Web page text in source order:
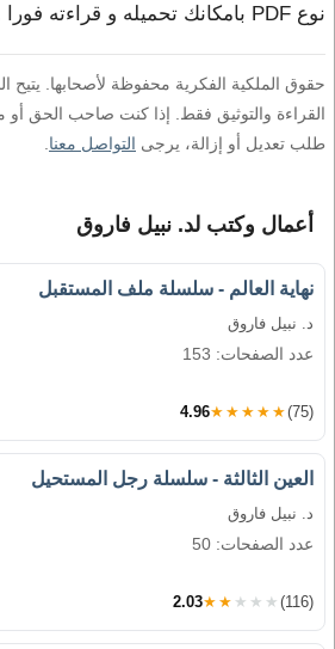
نوع PDF بامكانك تحميله و قراءته فورا , لا داعي لفك الضغط .
حقوق الملكية الفكرية محفوظة لأصحابها. يتيح
القراءة والتوثيق فقط. إذا كنت صاحب الحق أو
طلب تعديل أو إزالة، يرجى التواصل معنا
أعمال وكتب لد. نبيل فاروق
نهاية العالم - سلسلة ملف المستقبل
د. نبيل فاروق
عدد الصفحات: 153
4.96★★★★★(75)
العين الثالثة - سلسلة رجل المستحيل
د. نبيل فاروق
عدد الصفحات: 50
2.03★★★★★ (116)